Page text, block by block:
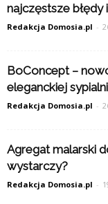
najczęstsze
Redakcja Domosia.pl -
BoConcept –
eleganckiej sypialni
Redakcja Domosia.pl -
Agregat malarski
wystarczy?
Redakcja Domosia.pl -